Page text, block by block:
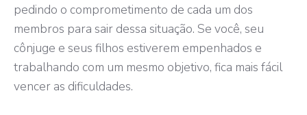
pedindo o comprometimento de cada um dos
membros para sair dessa situação. Se você, seu
cônjuge e seus filhos estiverem empenhados e
trabalhando com um mesmo objetivo, fica mais fácil
vencer as dificuldades.